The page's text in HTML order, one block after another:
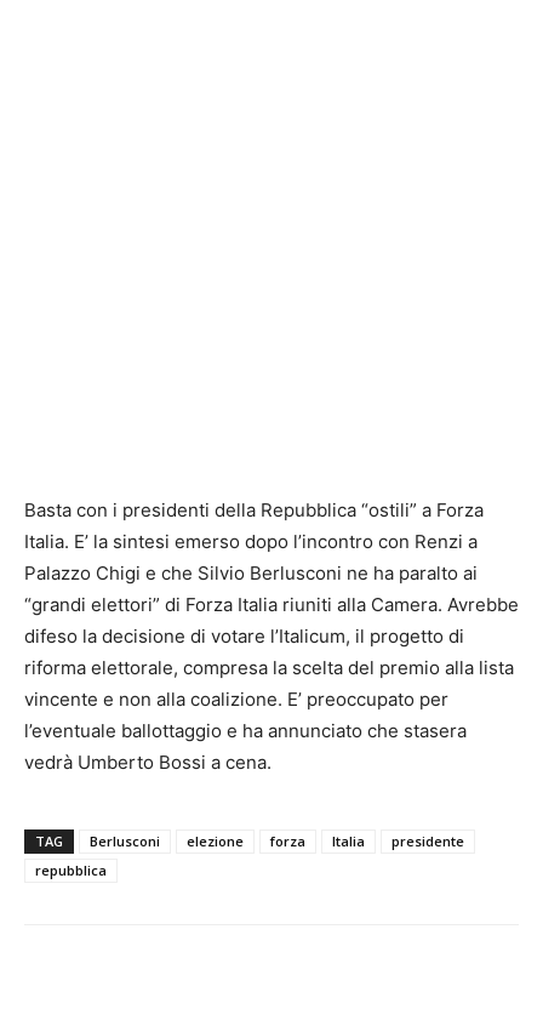
Basta con i presidenti della Repubblica “ostili” a Forza
Italia. E’ la sintesi emerso dopo l’incontro con Renzi a
Palazzo Chigi e che Silvio Berlusconi ne ha paralto ai
“grandi elettori” di Forza Italia riuniti alla Camera. Avrebbe
difeso la decisione di votare l’Italicum, il progetto di
riforma elettorale, compresa la scelta del premio alla lista
vincente e non alla coalizione. E’ preoccupato per
l’eventuale ballottaggio e ha annunciato che stasera
vedrà Umberto Bossi a cena.
TAG Berlusconi elezione forza Italia
presidente
repubblica